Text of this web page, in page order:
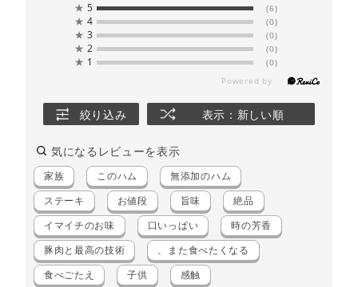
★ 5 (6)
★ 4 (0)
★ 3 (0)
★ 2 (0)
★ 1 (0)
絞り込み 表示：新しい順
気になるレビューを表示
家族 このハム 無添加のハム
ステーキ お値段 旨味 絶品
イマイチのお味 口いっぱい 時の芳香
豚肉と最高の技術 、また食べたくなる
食べごたえ 子供 感触